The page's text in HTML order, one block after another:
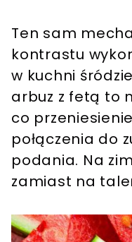
Ten sam
kontrastu
w kuchni
arbuz z fetą to
co
połączenia do
podania. Na
zamiast na